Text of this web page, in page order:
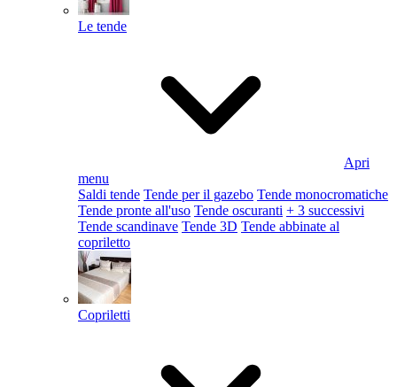
Le tende
Apri
menu
Saldi tende Tende per il gazebo Tende monocromatiche
Tende pronte all'uso Tende oscuranti + 3 successivi
Tende scandinave Tende 3D Tende abbinate al
copriletto
Copriletti